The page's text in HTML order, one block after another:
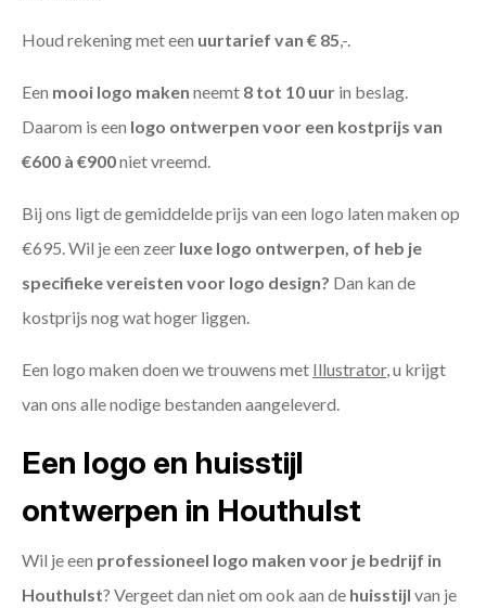
Houd rekening met een uurtarief van € 85,-.
Een mooi logo maken neemt 8 tot 10 uur in beslag.
Daarom is een logo ontwerpen voor een kostprijs van
€600 à €900niet vreemd.
Bij ons ligt de gemiddelde prijs van een logo laten maken op
€695. Wil je een zeer luxe logo ontwerpen, of heb je
specifieke vereisten voor logo design? Dan kan de
kostprijs nog wat hoger liggen.
Een logo maken doen we trouwens met Illustrator, u krijgt
van ons alle nodige bestanden aangeleverd.
Een logo en huisstijl
ontwerpen in Houthulst
Wil je een professioneel logo maken voor je bedrijf in
Houthulst? Vergeet dan niet om ook aan de huisstijl van je